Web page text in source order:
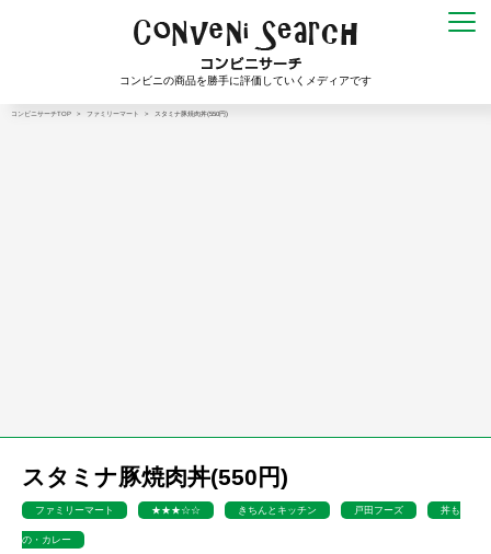
コンビニの商品を勝手に評価していくメディアです
コンビニサーチTOP > ファミリーマート > スタミナ豚焼肉丼(550円)
スタミナ豚焼肉丼(550円)
ファミリーマート ★★★☆☆ きちんとキッチン 戸田フーズ 丼も
の・カレー